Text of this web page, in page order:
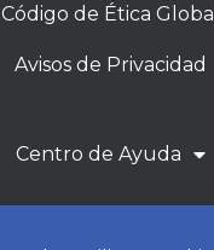
Código de Ética Global
Avisos de Privacidad
Centro de Ayuda